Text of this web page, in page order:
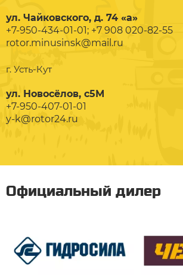
ул. Чайковского, д. 74 «а»
+7-950-434-01-01; +7 908 020-82-55
rotor.minusinsk@mail.ru
г. Усть-Кут
ул. Новосёлов, с5М
+7-950-407-01-01
y-k@rotor24.ru
Официальный дилер